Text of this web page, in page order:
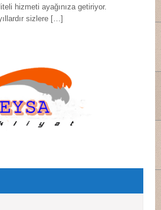
hizmeti ayağınıza getiriyor.
sizlere […]